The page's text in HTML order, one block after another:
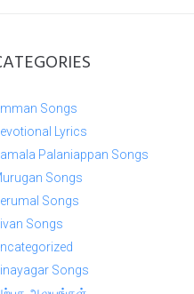
Songs
Lyrics
Palaniappan Songs
Songs
Songs
Songs
Songs